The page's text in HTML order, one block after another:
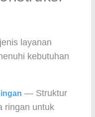
layanan
kebutuhan
— Struktur
ringan untuk